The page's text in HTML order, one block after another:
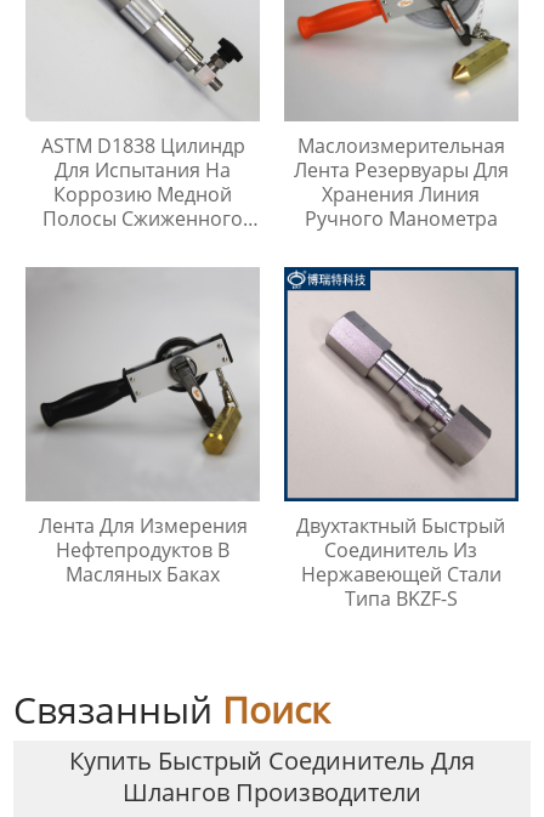
ASTM D1838 Цилиндр
Для Испытания На
Коррозию Медной
Полосы Сжиженного
Маслоизмерительная
Лента Резервуары Для
Хранения Линия
Ручного Манометра
Лента Для Измерения
Нефтепродуктов В
Масляных Баках
Двухтактный Быстрый
Соединитель Из
Нержавеющей Стали
Типа BKZF-S
Связанный Поиск
Купить Быстрый Соединитель Для
Шлангов Производители